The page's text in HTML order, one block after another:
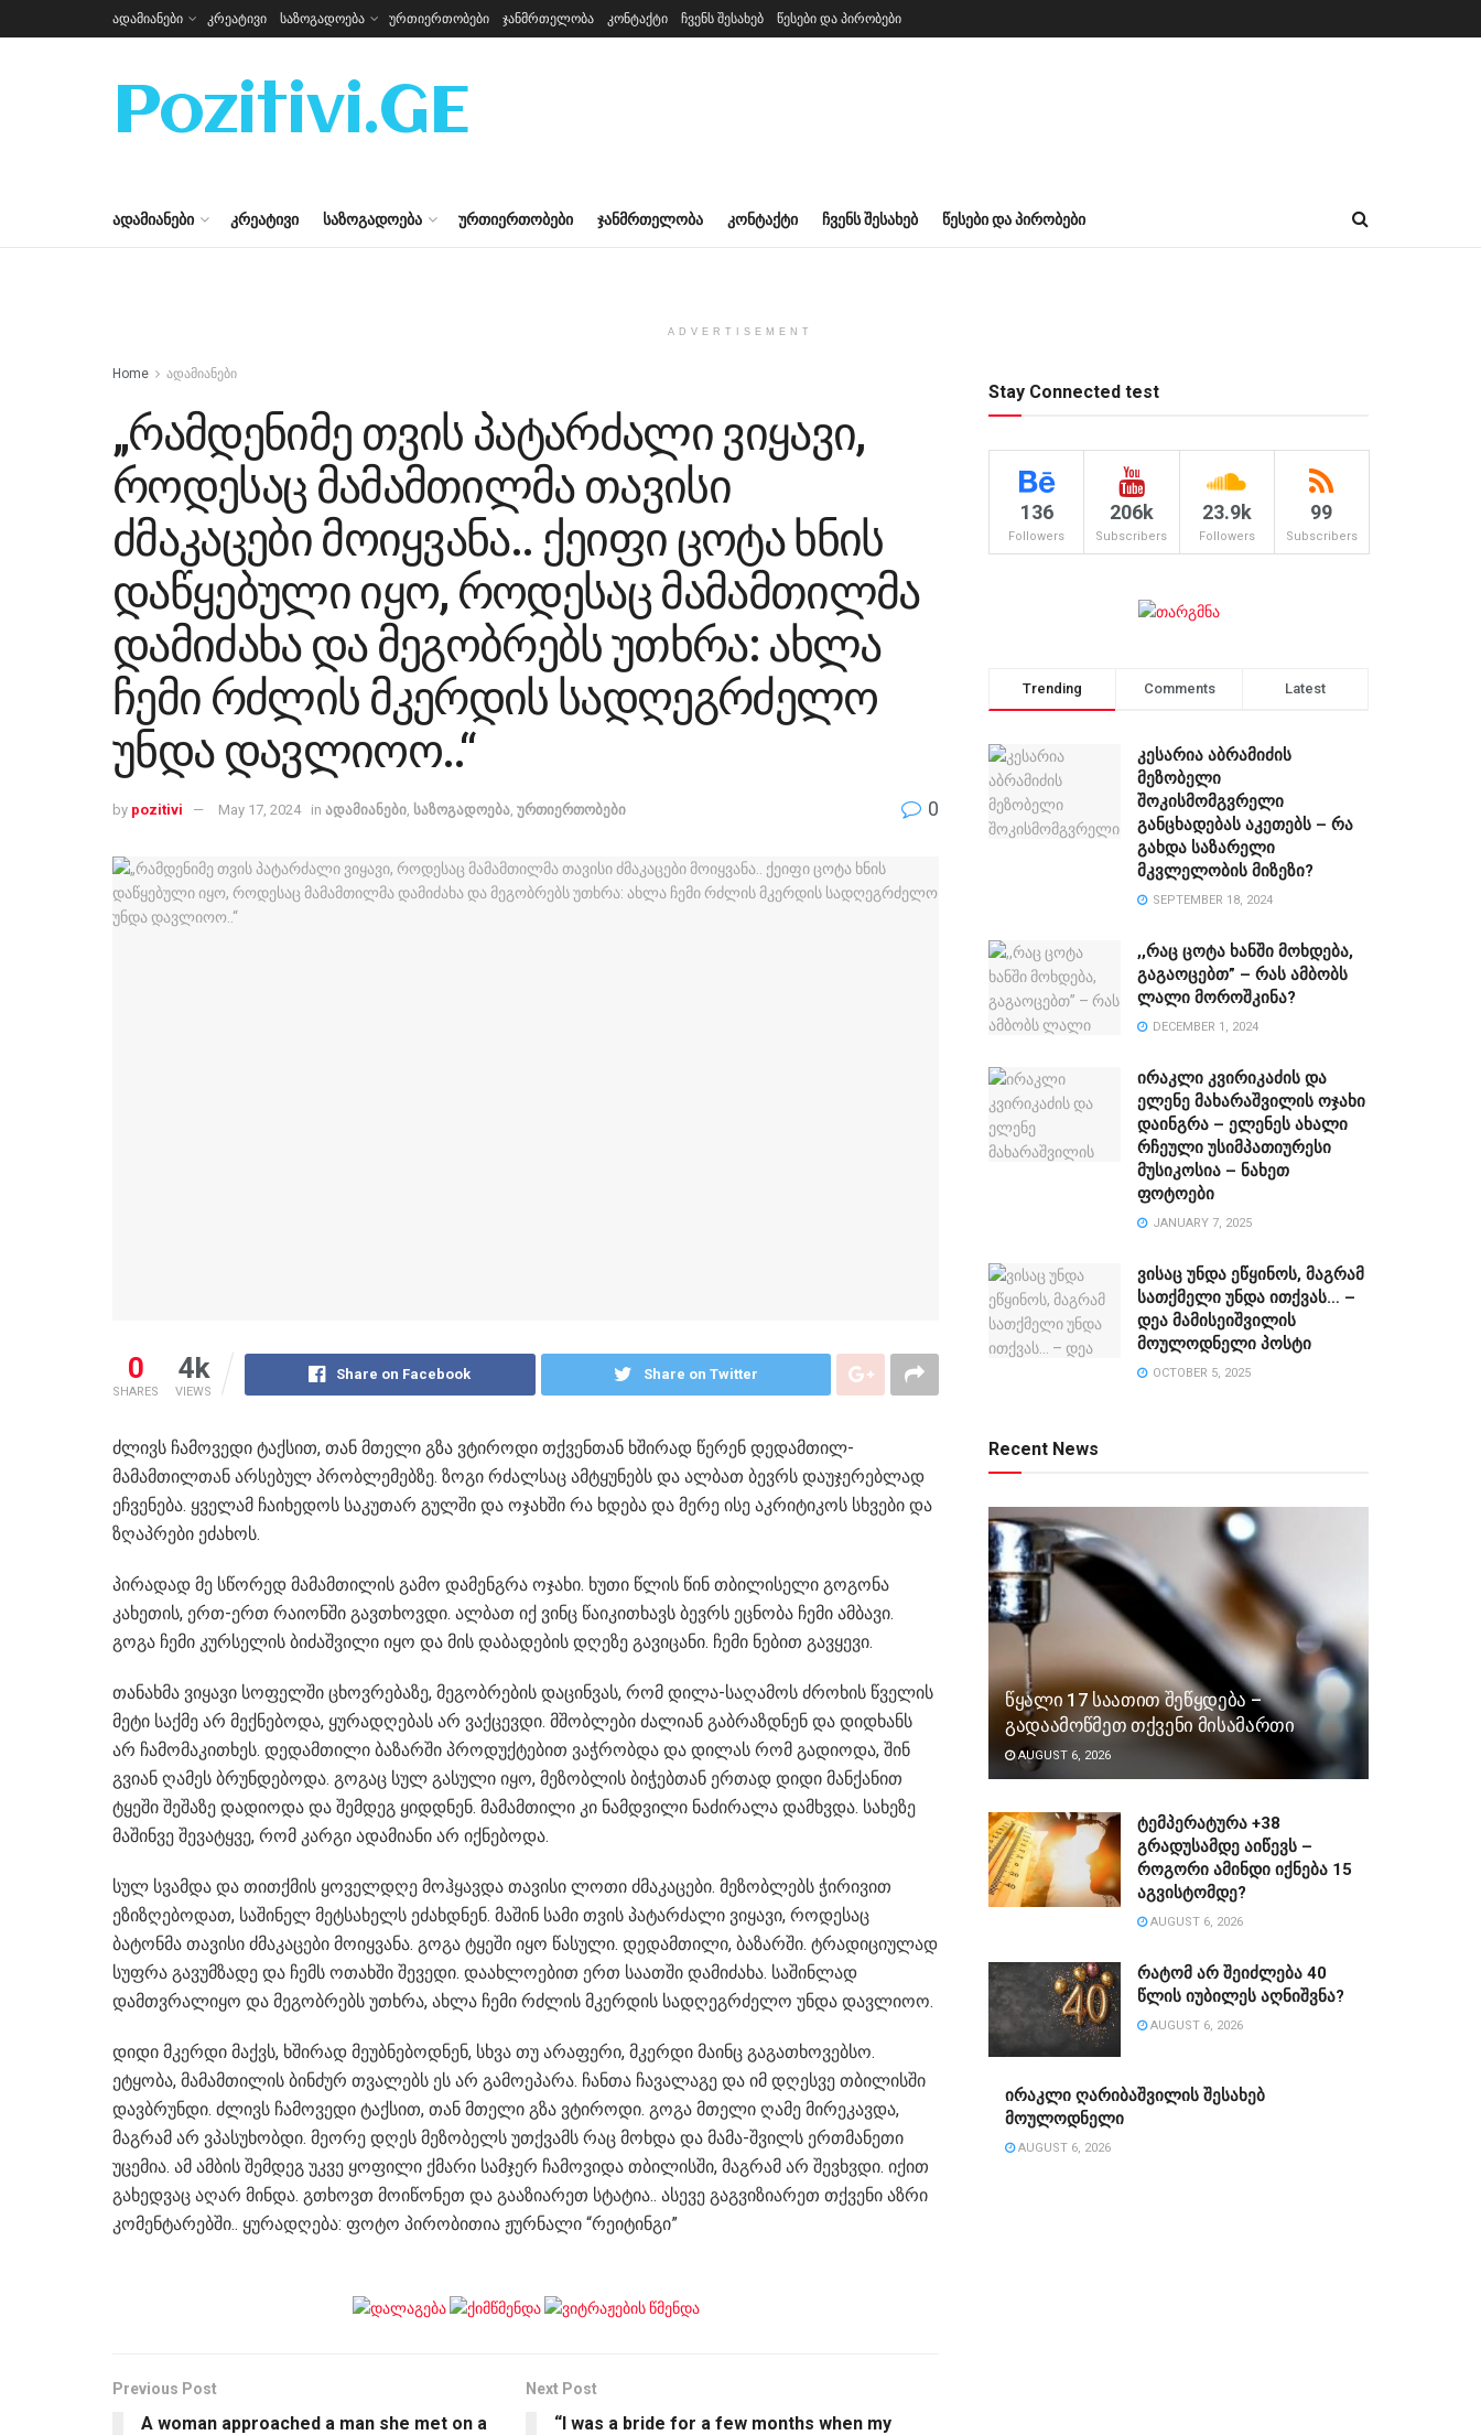
ადამიანები კრეატივი საზოგადოება ურთიერთობები ჯანმრთელობა კონტაქტი ჩვენს შესახებ წესები და პირობები
Pozitivi.GE
ᲐᲓᲐᲛᲘᲐᲜᲔᲑᲘ ᲙᲠᲔᲐᲢᲘᲕᲘ ᲡᲐᲖᲝᲒᲐᲓᲝᲔᲑᲐ ᲣᲠᲗᲘᲔᲠᲗᲝᲑᲔᲑᲘ ᲯᲐᲜᲛᲠᲗᲔᲚᲝᲑᲐ ᲙᲝᲜᲢᲐᲥᲢᲘ ᲩᲕᲔᲜᲡ ᲨᲔᲡᲐᲮᲔᲑ ᲬᲔᲡᲔᲑᲘ ᲓᲐ ᲞᲘᲠᲝᲑᲔᲑᲘ
ADVERTISEMENT
Home ადამიანები
„რამდენიმე თვის პატარძალი ვიყავი,
როდესაც მამამთილმა თავისი
ძმაკაცები მოიყვანა.. ქეიფი ცოტა ხნის
დაწყებული იყო, როდესაც მამამთილმა
დამიძახა და მეგობრებს უთხრა: ახლა
ჩემი რძლის მკერდის სადღეგრძელო
უნდა დავლიოო..“
by pozitivi May 17, 2024 in ადამიანები საზოგადოება ურთიერთობები 0
0
SHARES
4k
VIEWS
Share on Facebook Share on Twitter
ძლივს ჩამოვედი ტაქსით, თან მთელი გზა ვტიროდი თქვენთან ხშირად წერენ დედამთილ-
მამამთილთან არსებულ პრობლემებზე. ზოგი რძალსაც ამტყუნებს და ალბათ ბევრს დაუჯერებლად
ეჩვენება. ყველამ ჩაიხედოს საკუთარ გულში და ოჯახში რა ხდება და მერე ისე აკრიტიკოს სხვები და
ზღაპრები ეძახოს.
პირადად მე სწორედ მამამთილის გამო დამენგრა ოჯახი. ხუთი წლის წინ თბილისელი გოგონა
კახეთის, ერთ-ერთ რაიონში გავთხოვდი. ალბათ იქ ვინც წაიკითხავს ბევრს ეცნობა ჩემი ამბავი.
გოგა ჩემი კურსელის ბიძაშვილი იყო და მის დაბადების დღეზე გავიცანი. ჩემი ნებით გავყევი.
თანახმა ვიყავი სოფელში ცხოვრებაზე, მეგობრების დაცინვას, რომ დილა-საღამოს ძროხის წველის
მეტი საქმე არ მექნებოდა, ყურადღებას არ ვაქცევდი. მშობლები ძალიან გაბრაზდნენ და დიდხანს
არ ჩამომაკითხეს. დედამთილი ბაზარში პროდუქტებით ვაჭრობდა და დილას რომ გადიოდა, შინ
გვიან ღამეს ბრუნდებოდა. გოგაც სულ გასული იყო, მეზობლის ბიჭებთან ერთად დიდი მანქანით
ტყეში შეშაზე დადიოდა და შემდეგ ყიდდნენ. მამამთილი კი ნამდვილი ნაძირალა დამხვდა. სახეზე
მაშინვე შევატყვე, რომ კარგი ადამიანი არ იქნებოდა.
სულ სვამდა და თითქმის ყოველდღე მოჰყავდა თავისი ლოთი ძმაკაცები. მეზობლებს ჭირივით
ეზიზღებოდათ, საშინელ მეტსახელს ეძახდნენ. მაშინ სამი თვის პატარძალი ვიყავი, როდესაც
ბატონმა თავისი ძმაკაცები მოიყვანა. გოგა ტყეში იყო წასული. დედამთილი, ბაზარში. ტრადიციულად
სუფრა გავუმზადე და ჩემს ოთახში შევედი. დაახლოებით ერთ საათში დამიძახა. საშინლად
დამთვრალიყო და მეგობრებს უთხრა, ახლა ჩემი რძლის მკერდის სადღეგრძელო უნდა დავლიოო.
დიდი მკერდი მაქვს, ხშირად მეუბნებოდნენ, სხვა თუ არაფერი, მკერდი მაინც გაგათხოვებსო.
ეტყობა, მამამთილის ბინძურ თვალებს ეს არ გამოეპარა. ჩანთა ჩავალაგე და იმ დღესვე თბილისში
დავბრუნდი. ძლივს ჩამოვედი ტაქსით, თან მთელი გზა ვტიროდი. გოგა მთელი ღამე მირეკავდა,
მაგრამ არ ვპასუხობდი. მეორე დღეს მეზობელს უთქვამს რაც მოხდა და მამა-შვილს ერთმანეთი
უცემია. ამ ამბის შემდეგ უკვე ყოფილი ქმარი სამჯერ ჩამოვიდა თბილისში, მაგრამ არ შევხვდი. იქით
გახედვაც აღარ მინდა. გთხოვთ მოიწონეთ და გააზიარეთ სტატია.. ასევე გაგვიზიარეთ თქვენი აზრი
კომენტარებში.. ყურადღება: ფოტო პირობითია ჟურნალი “რეიტინგი”
Previous Post
A woman approached a man she met on a
Next Post
“I was a bride for a few months when my
Stay Connected test
136
Followers
206k
Subscribers
23.9k
Followers
99
Subscribers
Trending Comments Latest
კესარია აბრამიძის
მეზობელი
შოკისმომგვრელი
განცხადებას აკეთებს – რა
გახდა საზარელი
მკვლელობის მიზეზი?
SEPTEMBER 18, 2024
,,რაც ცოტა ხანში მოხდება,
გაგაოცებთ” – რას ამბობს
ლალი მოროშკინა?
DECEMBER 1, 2024
ირაკლი კვირიკაძის და
ელენე მახარაშვილის ოჯახი
დაინგრა – ელენეს ახალი
რჩეული უსიმპათიურესი
მუსიკოსია – ნახეთ
ფოტოები
JANUARY 7, 2025
ვისაც უნდა ეწყინოს, მაგრამ
სათქმელი უნდა ითქვას… –
დეა მამისეიშვილის
მოულოდნელი პოსტი
OCTOBER 5, 2025
Recent News
წყალი 17 საათით შეწყდება –
გადაამოწმეთ თქვენი მისამართი
AUGUST 6, 2026
ტემპერატურა +38
გრადუსამდე აიწევს –
როგორი ამინდი იქნება 15
აგვისტომდე?
AUGUST 6, 2026
რატომ არ შეიძლება 40
წლის იუბილეს აღნიშვნა?
AUGUST 6, 2026
ირაკლი ღარიბაშვილის შესახებ
მოულოდნელი
AUGUST 6, 2026